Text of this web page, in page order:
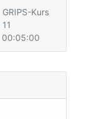
GRIPS-Kurs
11
00:05:00